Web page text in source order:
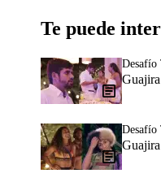
Te puede
Desafío
Desafío